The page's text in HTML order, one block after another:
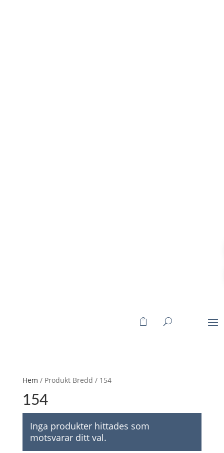
Hem / Produkt Bredd / 154
154
Inga produkter hittades som
motsvarar ditt val.